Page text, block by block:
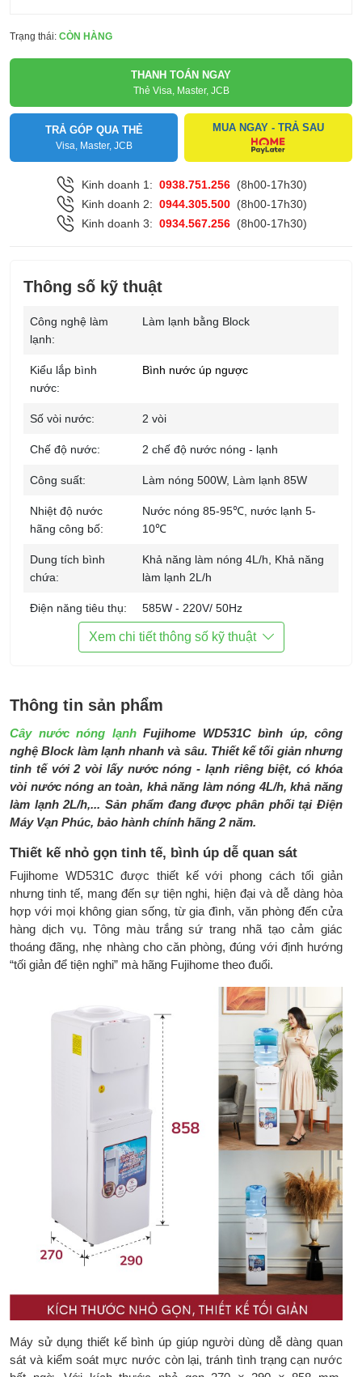
Trạng thái: CÒN HÀNG
THANH TOÁN NGAY
Thẻ Visa, Master, JCB
TRẢ GÓP QUA THẺ
Visa, Master, JCB
MUA NGAY - TRẢ SAU
Kinh doanh 1: 0938.751.256 (8h00-17h30)
Kinh doanh 2: 0944.305.500 (8h00-17h30)
Kinh doanh 3: 0934.567.256 (8h00-17h30)
Thông tin sản phẩm
Cây nước nóng lạnhFujihome WD531C bình úp, công
nghệ Block làm lạnh nhanh và sâu. Thiết kế tối giản nhưng
tinh tế với 2 vòi lấy nước nóng - lạnh riêng biệt, có khóa
vòi nước nóng an toàn, khả năng làm nóng 4L/h, khả năng
làm lạnh 2L/h,... Sản phẩm đang được phân phối tại Điện
Máy Vạn Phúc, bảo hành chính hãng 2 năm.
Thiết kế nhỏ gọn tinh tế, bình úp dễ quan sát
Fujihome WD531C được thiết kế với phong cách tối giản
nhưng tinh tế, mang đến sự tiện nghi, hiện đại và dễ dàng hòa
hợp với mọi không gian sống, từ gia đình, văn phòng đến cửa
hàng dịch vụ. Tông màu trắng sứ trang nhã tạo cảm giác
thoáng đãng, nhẹ nhàng cho căn phòng, đúng với định hướng
“tối giản để tiện nghi” mà hãng Fujihome theo đuổi.
Máy sử dụng thiết kế bình úp giúp người dùng dễ dàng quan
sát và kiểm soát mực nước còn lại, tránh tình trạng cạn nước
Thông số kỹ thuật
Công nghệ làm
lạnh:
Làm lạnh bằng Block
Kiểu lắp bình
nước:
Bình nước úp ngược
Số vòi nước: 2 vòi
Chế độ nước: 2 chế độ nước nóng - lạnh
Công suất: Làm nóng 500W, Làm lạnh 85W
Nhiệt độ nước
hãng công bố:
Nước nóng 85-95℃, nước lạnh 5-
10℃
Dung tích bình
chứa:
Khả năng làm nóng 4L/h, Khả năng
làm lạnh 2L/h
Điện năng tiêu thụ: 585W - 220V/ 50Hz
Phù hợp nhiều dung tích bình nước
từ 11-20L
Có đèn báo nóng lạnh
Tính năng an toàn:
Khóa vòi nước nóng
Tự ngắt điện khi quá tải
Công tắc nóng lạnh độc lập
Thiết bị an toàn chống quá nhiệt kép
Phụ kiện đi cùng: HDSD,
Kích thước sản
phẩm/ cả bì:
270 x 290 x 858mm/ 305 x 320 x
880mm
Trọng lượng sản
phẩm/ cả bì:
10.2 kg/ 11.4kg
Thương hiệu: Fujihome
Bảo hành chính
2 năm
Xem chi tiết thông số kỹ thuật